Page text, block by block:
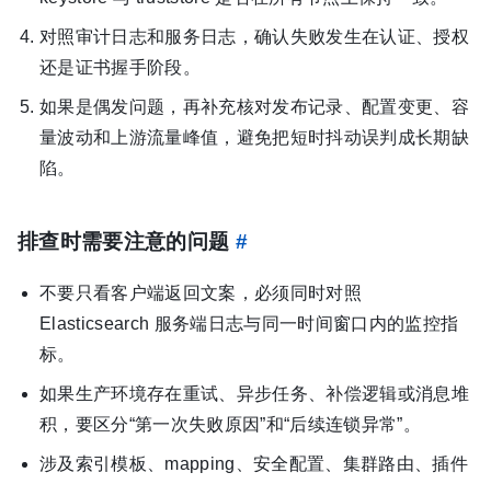
对照审计日志和服务日志，确认失败发生在认证、授权
还是证书握手阶段。
如果是偶发问题，再补充核对发布记录、配置变更、容
量波动和上游流量峰值，避免把短时抖动误判成长期缺
陷。
排查时需要注意的问题 #
不要只看客户端返回文案，必须同时对照
Elasticsearch 服务端日志与同一时间窗口内的监控指
标。
如果生产环境存在重试、异步任务、补偿逻辑或消息堆
积，要区分“第一次失败原因”和“后续连锁异常”。
涉及索引模板、mapping、安全配置、集群路由、插件